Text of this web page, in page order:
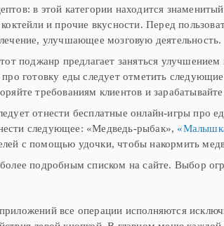
в этой категории находится знаменитый
и прочие вкусности. Перед
улучшающее мозговую деятельность.
поджанр предлагает заняться
про готовку еды следует отметить
требованиям клиентов и
отнести бесплатные онлайн-игры про
следующее: «Медведь-рыбак»,
с помощью удочки, чтобы накормить
подробным списком на сайте. Выбор
все операции исполняются